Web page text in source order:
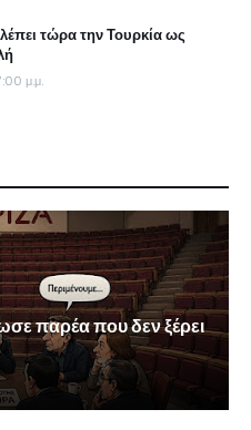
τώρα την Τουρκία ως
μ.μ.
παρέα που δεν ξέρει